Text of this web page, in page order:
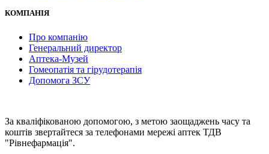
КОМПАНІЯ
Про компанію
Генеральний директор
Аптека-Музей
Гомеопатія та гірудотерапія
Допомога ЗСУ
За кваліфікованою допомогою, з метою заощаджень часу та
коштів звертайтеся за телефонами мережі аптек ТДВ
"Рівнефармація".